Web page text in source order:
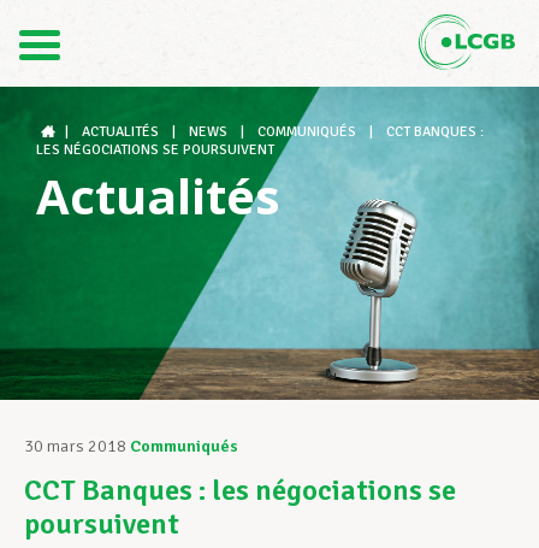
DE
Le LCGB
Structures syndicales
Assistance au Travail
Vos droits
ACTUALITÉS NEWS COMMUNIQUÉS
CCT BANQUES :
LES NÉGOCIATIONS SE POURSUIVENT
Actualités
30 mars 2018 Communiqués
CCT Banques : les négociations se
poursuivent